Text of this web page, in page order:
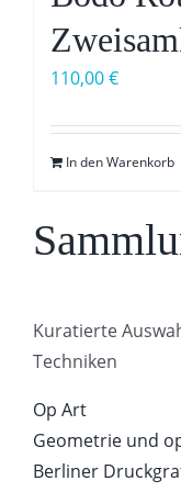
110,00€
In den Warenkorb
Kuratierte
Techniken
Op Art
Geometrie und
Berliner